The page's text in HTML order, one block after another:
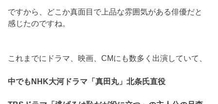
ですから、どこか真面目で上品な雰囲気がある俳優だと
感じたのですね。
これまでにドラマ、映画、CMにも数多く出演していて、
中でもNHK大河ドラマ「真田丸」北条氏直役